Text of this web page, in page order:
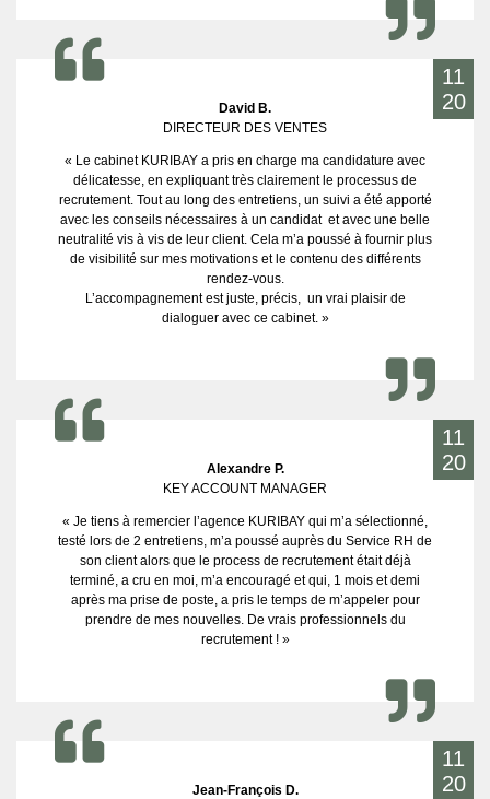
11
20
David B.
DIRECTEUR DES VENTES
« Le cabinet KURIBAY a pris en charge ma candidature avec
délicatesse, en expliquant très clairement le processus de
recrutement. Tout au long des entretiens, un suivi a été apporté
avec les conseils nécessaires à un candidat et avec une belle
neutralité vis à vis de leur client. Cela m’a poussé à fournir plus
de visibilité sur mes motivations et le contenu des différents
rendez-vous.
L’accompagnement est juste, précis, un vrai plaisir de
dialoguer avec ce cabinet. »
11
20
Alexandre P.
KEY ACCOUNT MANAGER
« Je tiens à remercier l’agence KURIBAY qui m’a sélectionné,
testé lors de 2 entretiens, m’a poussé auprès du Service RH de
son client alors que le process de recrutement était déjà
terminé, a cru en moi, m’a encouragé et qui, 1 mois et demi
après ma prise de poste, a pris le temps de m’appeler pour
prendre de mes nouvelles. De vrais professionnels du
recrutement ! »
11
20
Jean-François D.